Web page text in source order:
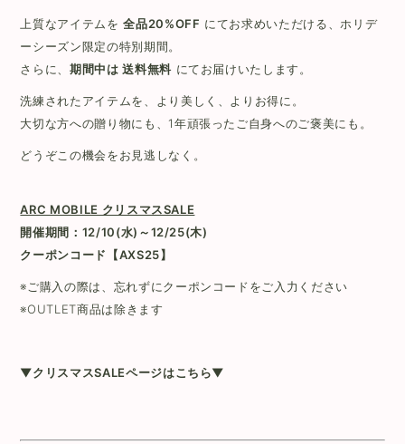
上質なアイテムを全品20%OFF にてお求めいただける、ホリデ
ーシーズン限定の特別期間。
さらに、期間中は 送料無料 にてお届けいたします。
洗練されたアイテムを、より美しく、よりお得に。
大切な方への贈り物にも、1年頑張ったご自身へのご褒美にも。
どうぞこの機会をお見逃しなく。
ARC MOBILE クリスマスSALE
開催期間：12/10(水)～12/25(木)
クーポンコード【AXS25】
※ご購入の際は、忘れずにクーポンコードをご入力ください
※OUTLET商品は除きます
▼クリスマスSALEページはこちら▼